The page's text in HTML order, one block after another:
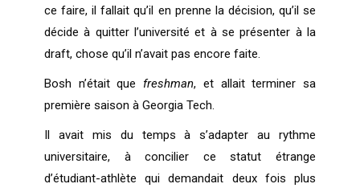
ce faire, il fallait qu’il en prenne la décision, qu’il se
décide à quitter l’université et à se présenter à la
draft, chose qu’il n’avait pas encore faite.
Bosh n’était que freshman, et allait terminer sa
première saison à Georgia Tech.
Il avait mis du temps à s’adapter au rythme
universitaire, à concilier ce statut étrange
d’étudiant-athlète qui demandait deux fois plus